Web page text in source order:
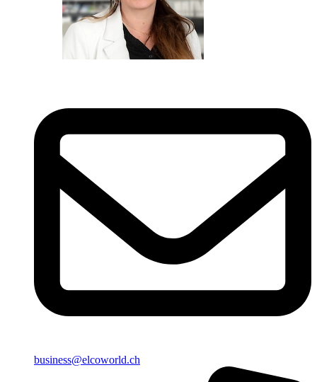
business@elcoworld.ch